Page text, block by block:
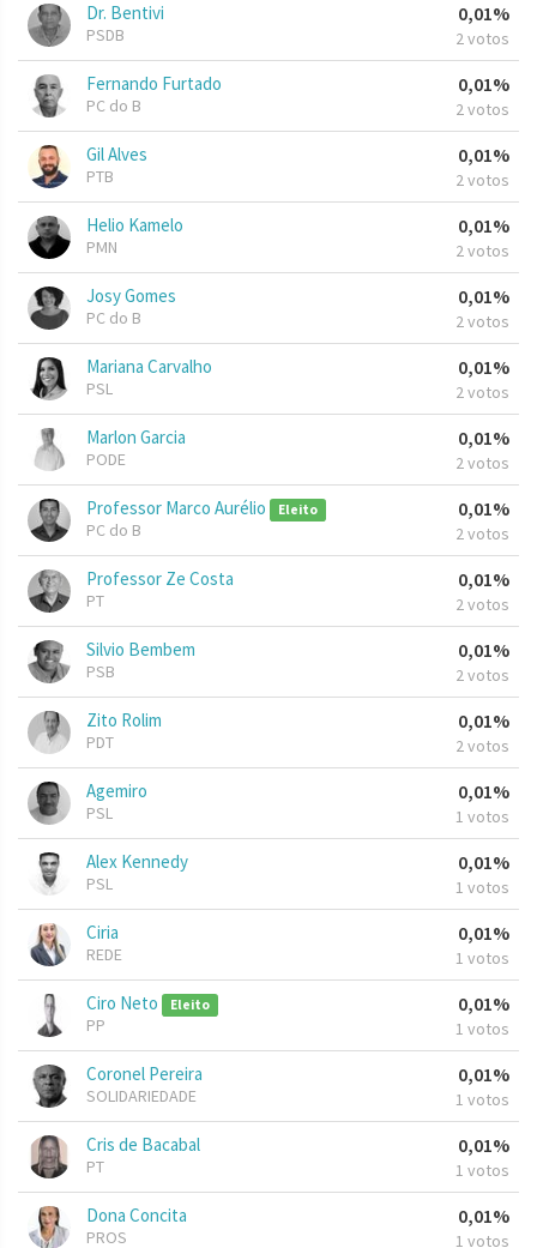
Dr. Bentivi
PSDB
0,01%
2 votos
Fernando Furtado
PC do B
0,01%
2 votos
Gil Alves
PTB
0,01%
2 votos
Helio Kamelo
PMN
0,01%
2 votos
Josy Gomes
PC do B
0,01%
2 votos
Mariana Carvalho
PSL
0,01%
2 votos
Marlon Garcia
PODE
0,01%
2 votos
Professor Marco Aurélio Eleito
PC do B
0,01%
2 votos
Professor Ze Costa
PT
0,01%
2 votos
Silvio Bembem
PSB
0,01%
2 votos
Zito Rolim
PDT
0,01%
2 votos
Agemiro
PSL
0,01%
1 votos
Alex Kennedy
PSL
0,01%
1 votos
Ciria
REDE
0,01%
1 votos
Ciro Neto Eleito
PP
0,01%
1 votos
Coronel Pereira
SOLIDARIEDADE
0,01%
1 votos
Cris de Bacabal
PT
0,01%
1 votos
Dona Concita
PROS
0,01%
1 votos